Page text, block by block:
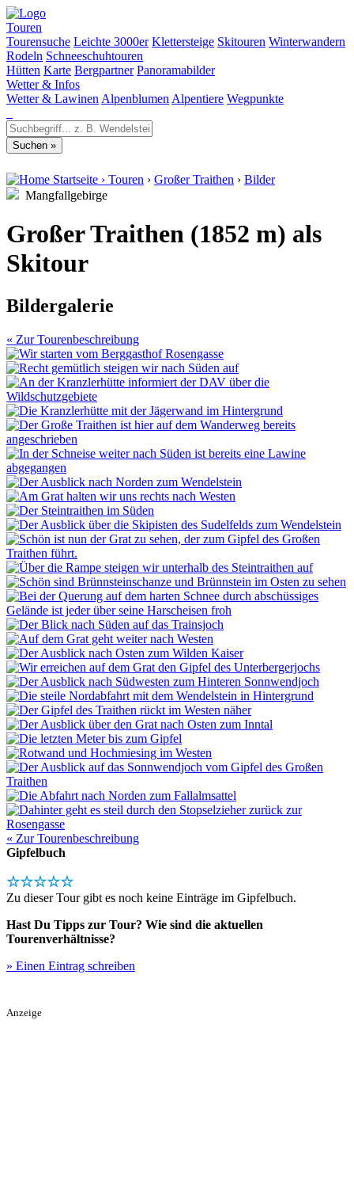
Touren
Tourensuche Leichte 3000er Klettersteige Skitouren Winterwandern
Rodeln Schneeschuhtouren
Hütten Karte Bergpartner Panoramabilder
Wetter & Infos
Wetter & Lawinen Alpenblumen Alpentiere Wegpunkte
Startseite › Touren › Großer Traithen › Bilder
Mangfallgebirge
Großer Traithen (1852 m) als
Skitour
Bildergalerie
« Zur Tourenbeschreibung
« Zur Tourenbeschreibung
Gipfelbuch
☆☆☆☆☆
Zu dieser Tour gibt es noch keine Einträge im Gipfelbuch.
Hast Du Tipps zur Tour? Wie sind die aktuellen
Tourenverhältnisse?
» Einen Eintrag schreiben
Anzeige